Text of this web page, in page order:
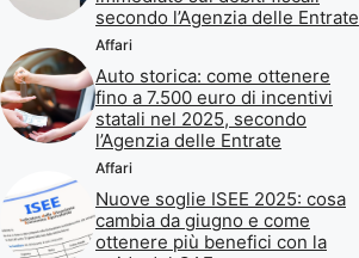
secondo l’Agenzia delle Entrate
Affari
Auto storica: come ottenere
fino a 7.500 euro di incentivi
statali nel 2025, secondo
l’Agenzia delle Entrate
Affari
Nuove soglie ISEE 2025: cosa
cambia da giugno e come
ottenere più benefici con la